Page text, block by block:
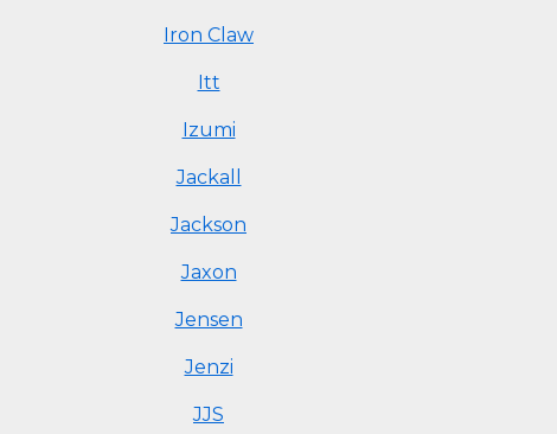
Iron Claw
Itt
Izumi
Jackall
Jackson
Jaxon
Jensen
Jenzi
JJS